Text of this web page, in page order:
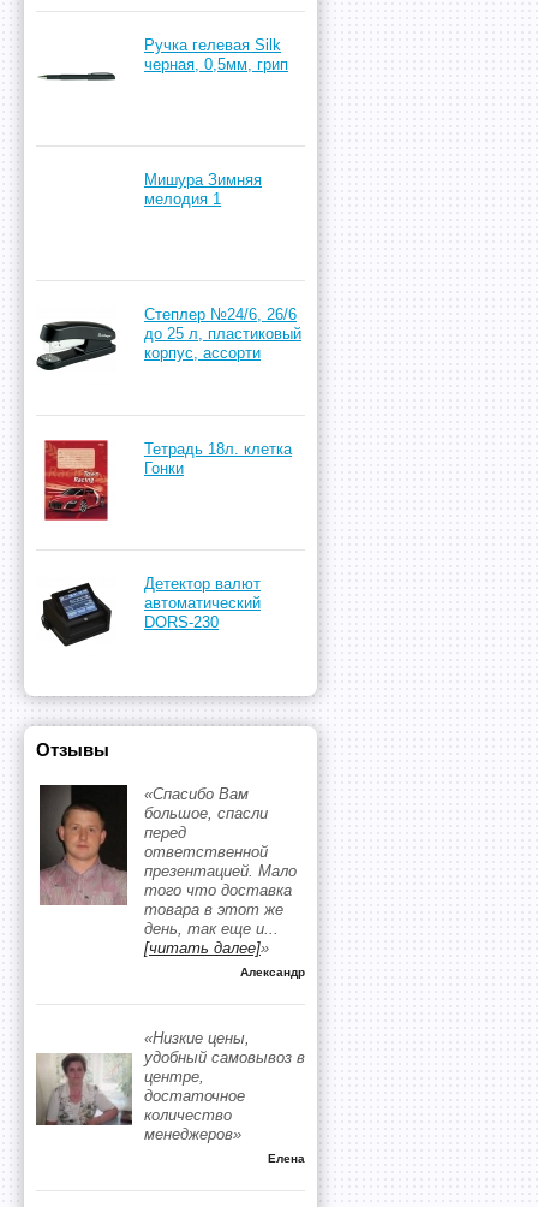
Ручка гелевая Silk
черная, 0,5мм, грип
Мишура Зимняя
мелодия 1
Степлер №24/6, 26/6
до 25 л, пластиковый
корпус, ассорти
Тетрадь 18л. клетка
Гонки
Детектор валют
автоматический
DORS-230
Отзывы
«Спасибо Вам
большое, спасли
перед
ответственной
презентацией. Мало
того что доставка
товара в этот же
день, так еще и...
[читать далее]»
Александр
«Низкие цены,
удобный самовывоз в
центре,
достаточное
количество
менеджеров»
Елена